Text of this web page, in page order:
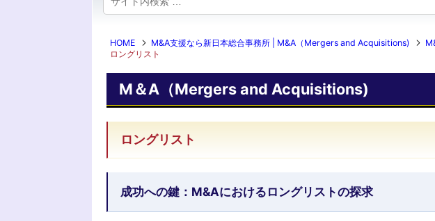
HOME M&A支援なら新日本総合事務所 | M&A（Mergers and Acquisitions)
ロングリスト
M＆A（Mergers and Acquisitions)
ロングリスト
成功への鍵：M&Aにおけるロングリストの探求